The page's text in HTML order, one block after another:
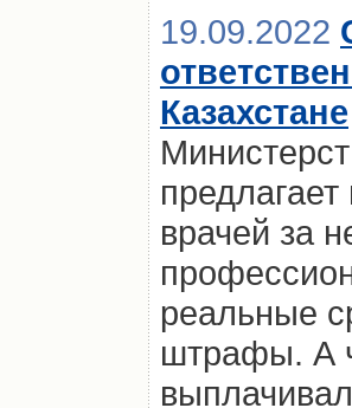
19.09.2022
Казахстане
врачей за
реальные
штрафы. А